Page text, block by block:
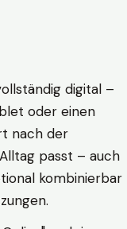
digital –
oder einen
nach der
passt – auch
kombinierbar